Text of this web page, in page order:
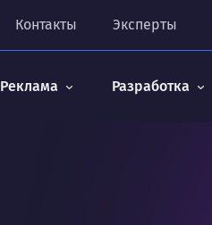
Контакты Эксперты
Реклама Разработка